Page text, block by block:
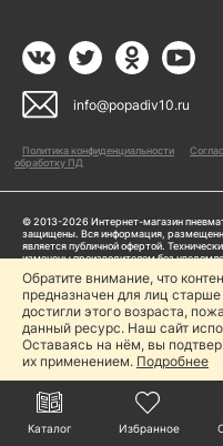
info@popadiv10.ru
Политика конфиденциальности
обработку ПД
© 2013-2026 Интернет-магазин
защищены. Вся информация,
является публичной офертой.
изменены производителем без
Пользуясь сайтом Popadiv10.ru,
прописанными в
Политике
Копирование любой информации
за исключением наличия письменного
Каталог Избранное
Обратите внимание, что
предназначен для лиц
достигли этого возраста,
данный ресурс. Наш сайт
Оставаясь на нём, вы
их применением. Подробнее